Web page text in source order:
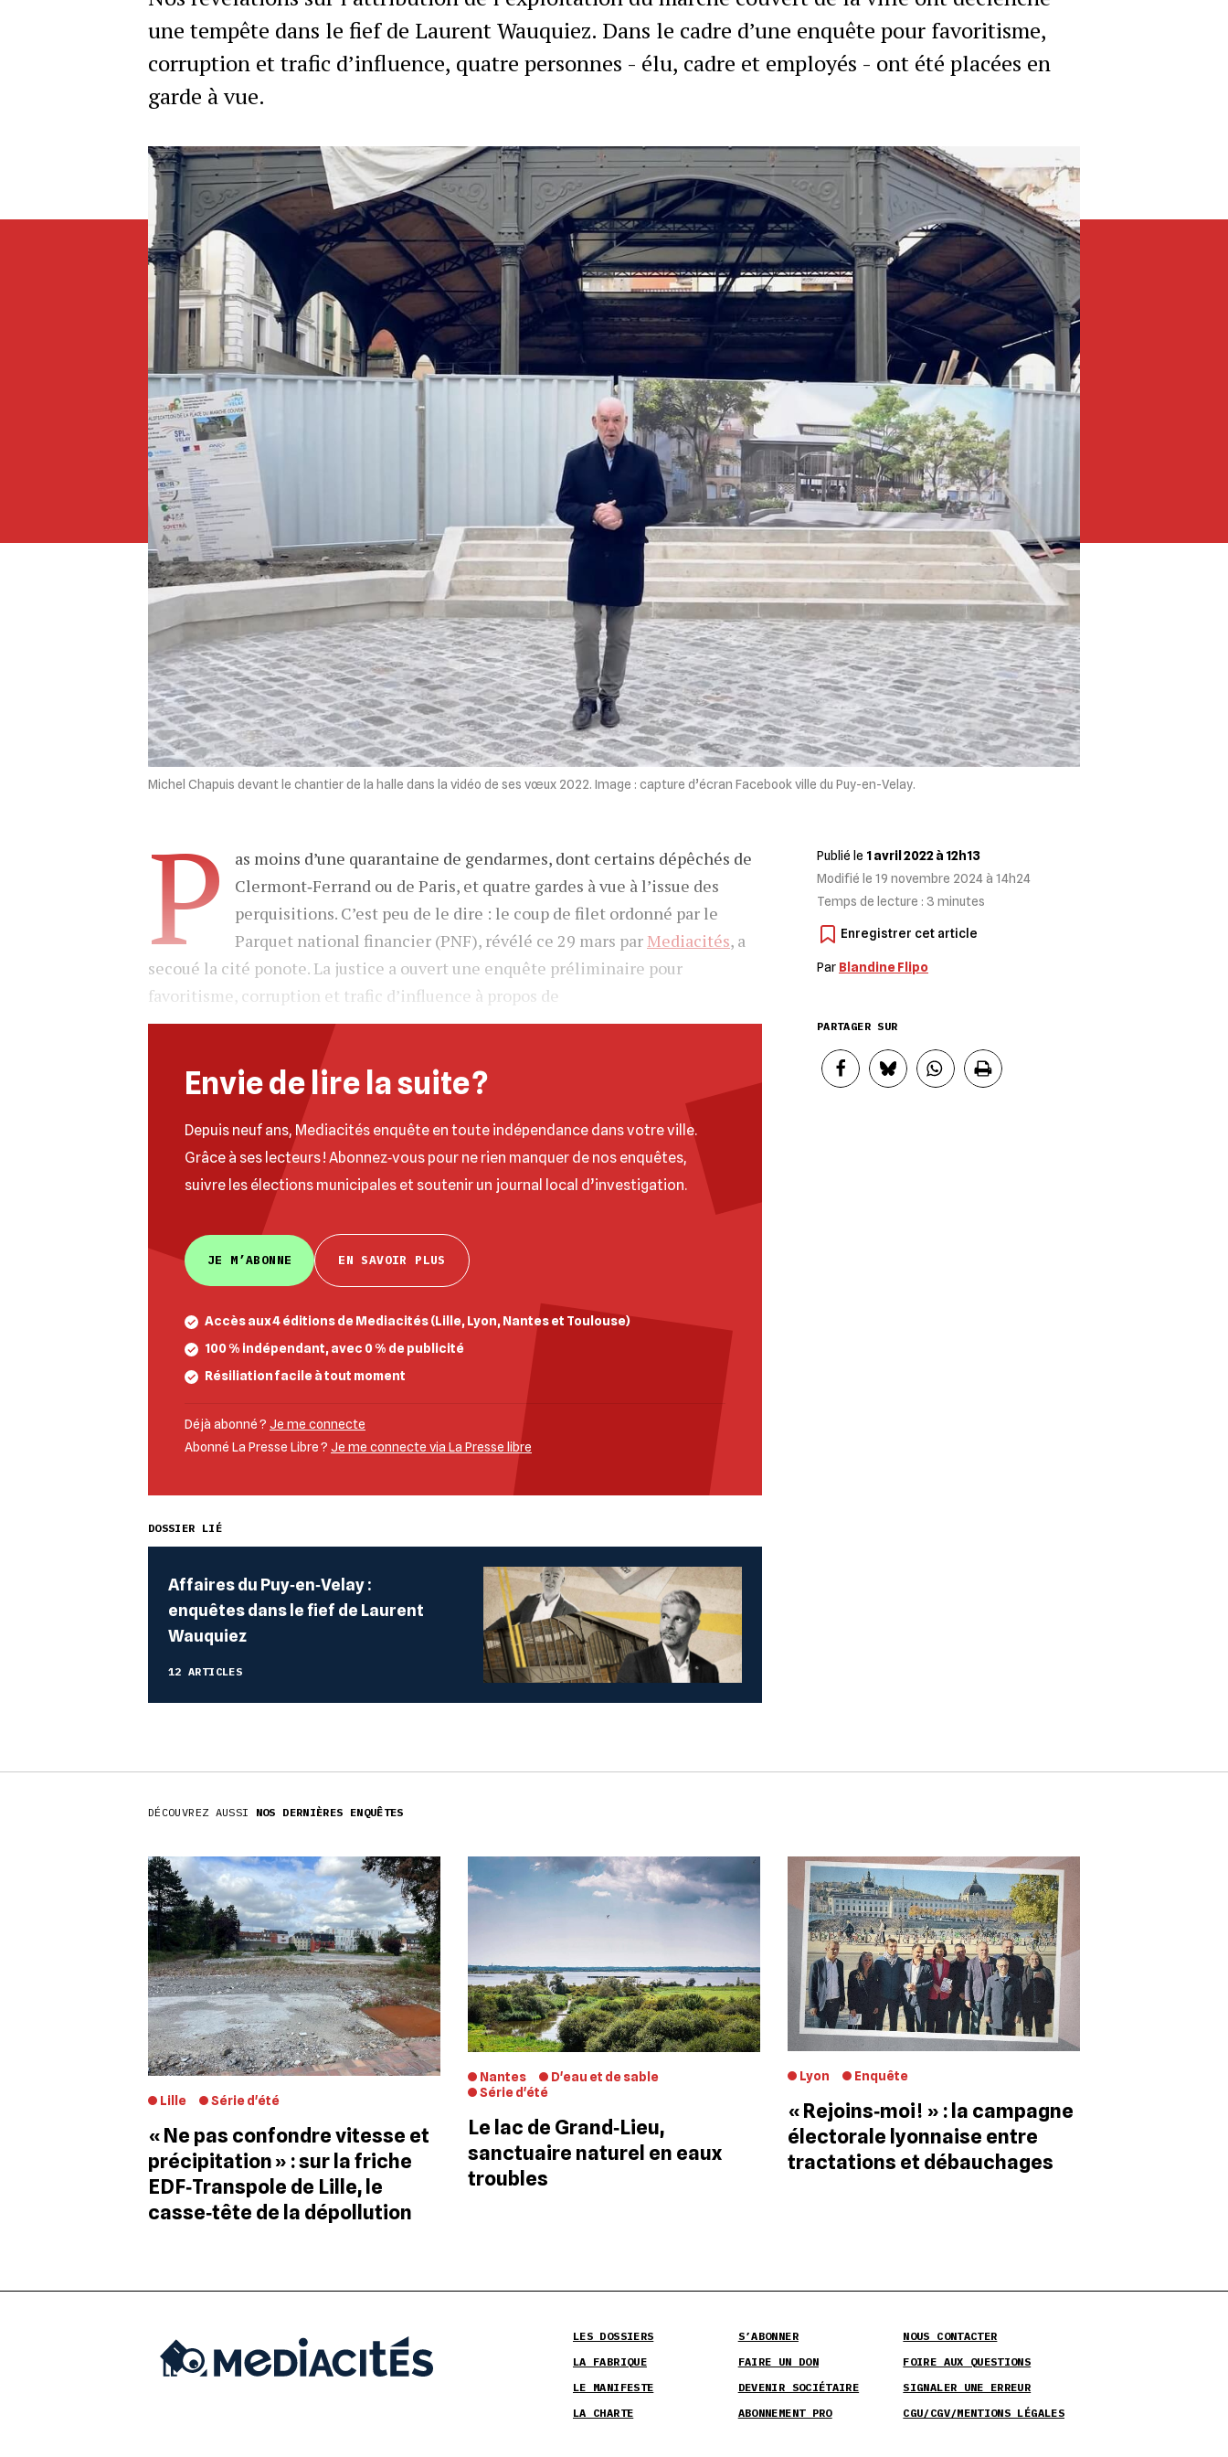
une tempête dans le fief de Laurent Wauquiez. Dans le cadre d’une enquête pour favoritisme,
corruption et trafic d’influence, quatre personnes - élu, cadre et employés - ont été placées en
garde à vue.
Michel Chapuis devant le chantier de la halle dans la vidéo de ses vœux 2022. Image : capture d’écran Facebook ville du Puy-en-Velay.
P
as moins d’une quarantaine de gendarmes, dont certains dépêchés de
Clermont‐Ferrand ou de Paris, et quatre gardes à vue à l’issue des
perquisitions. C’est peu de le dire : le coup de filet ordonné par le
Parquet national financier (PNF), révélé ce 29 mars par Mediacités, a
secoué la cité ponote. La justice a ouvert une enquête préliminaire pour
favoritisme, corruption et trafic d’influence à propos de
Envie de lire la suite ?
Depuis neuf ans, Mediacités enquête en toute indépendance dans votre ville.
Grâce à ses lecteurs ! Abonnez‐vous pour ne rien manquer de nos enquêtes,
suivre les élections municipales et soutenir un journal local d’investigation.
JE M’ABONNE EN SAVOIR PLUS
Accès aux 4 éditions de Mediacités (Lille, Lyon, Nantes et Toulouse)
100 % indépendant, avec 0 % de publicité
Résiliation facile à tout moment
Déjà abonné ? Je me connecte
Abonné La Presse Libre ? Je me connecte via La Presse libre
DOSSIER LIÉ
Affaires du Puy‐en‐Velay :
enquêtes dans le fief de Laurent
Wauquiez
12 ARTICLES
Publié le 1 avril 2022 à 12h13
Modifié le 19 novembre 2024 à 14h24
Temps de lecture : 3 minutes
Par Blandine Flipo
PARTAGER SUR
DÉCOUVREZ AUSSI NOS DERNIÈRES ENQUÊTES
Lille Série d'été
« Ne pas confondre vitesse et
précipitation » : sur la friche
EDF‐Transpole de Lille, le
casse‐tête de la dépollution
Nantes
D'eau et de sable
Série d'été
Le lac de Grand‐Lieu,
sanctuaire naturel en eaux
troubles
Lyon Enquête
« Rejoins‐moi ! » : la campagne
électorale lyonnaise entre
tractations et débauchages
LES DOSSIERS S’ABONNER
NOUS CONTACTER
LA FABRIQUE
FAIRE UN DON
FOIRE AUX QUESTIONS
LE MANIFESTE
DEVENIR SOCIÉTAIRE
SIGNALER UNE ERREUR
LA CHARTE
ABONNEMENT PRO CGU/CGV/MENTIONS LÉGALES